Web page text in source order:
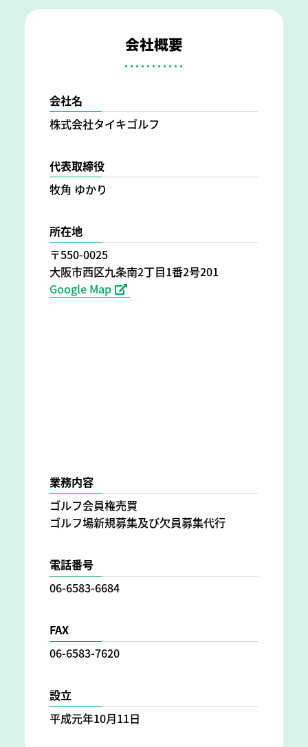
会社概要
会社名
株式会社タイキゴルフ
代表取締役
牧角 ゆかり
所在地
〒550-0025
大阪市西区九条南2丁目1番2号201
Google Map
業務内容
ゴルフ会員権売買
ゴルフ場新規募集及び欠員募集代行
電話番号
06-6583-6684
FAX
06-6583-7620
設立
平成元年10月11日